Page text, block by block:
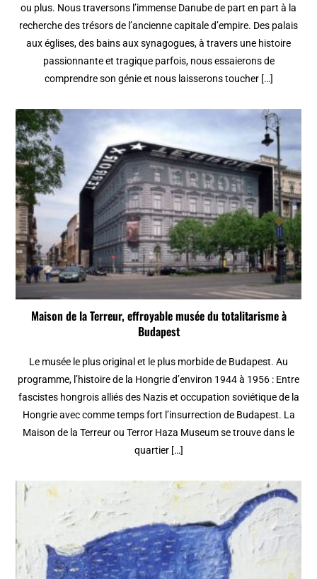
ou plus. Nous traversons l’immense Danube de part en part à la
recherche des trésors de l’ancienne capitale d’empire. Des palais
aux églises, des bains aux synagogues, à travers une histoire
passionnante et tragique parfois, nous essaierons de
comprendre son génie et nous laisserons toucher […]
Maison de la Terreur, effroyable musée du totalitarisme à
Budapest
Le musée le plus original et le plus morbide de Budapest. Au
programme, l’histoire de la Hongrie d’environ 1944 à 1956 : Entre
fascistes hongrois alliés des Nazis et occupation soviétique de la
Hongrie avec comme temps fort l’insurrection de Budapest. La
Maison de la Terreur ou Terror Haza Museum se trouve dans le
quartier […]